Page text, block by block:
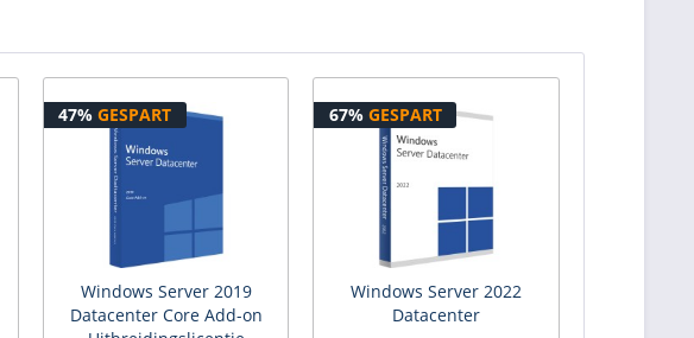
47%GESPART
Windows Server 2019
Datacenter Core Add-on
67% GESPART
Windows Server 2022
Datacenter